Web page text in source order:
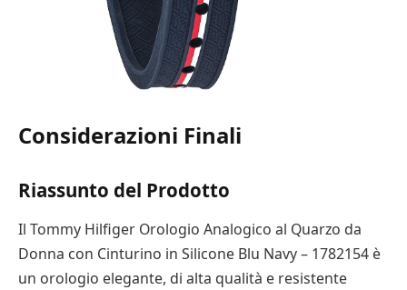
Considerazioni Finali
Riassunto del Prodotto
Il Tommy Hilfiger Orologio Analogico al Quarzo da
Donna con Cinturino in Silicone Blu Navy – 1782154 è
un orologio elegante, di alta qualità e resistente